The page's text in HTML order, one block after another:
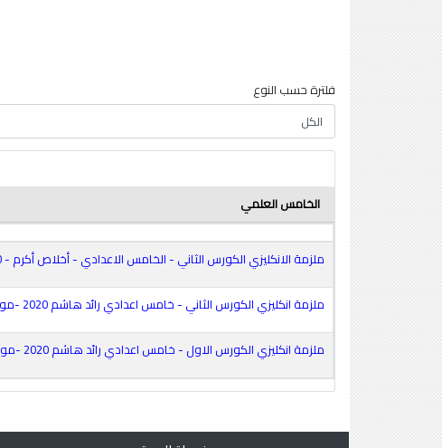
فلترة حسب النوع
الخامس العلمي
ملزمة الانكليزي الكورس الثاني - الخامس الاعدادي - أخلاص أكرم - 2020 موقع سطور
ملزمة انكليزي الكورس الثاني - خامس اعدادي رائد هاشم 2020 -موقع سطور
ملزمة انكليزي الكورس الاول - خامس اعدادي رائد هاشم 2020 -موقع سطور